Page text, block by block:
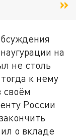
на
не столь
к нему
своём
России
о вкладе